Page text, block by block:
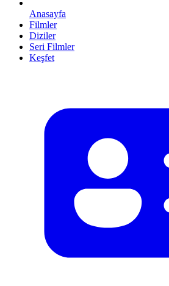
Anasayfa
Filmler
Diziler
Seri Filmler
Keşfet